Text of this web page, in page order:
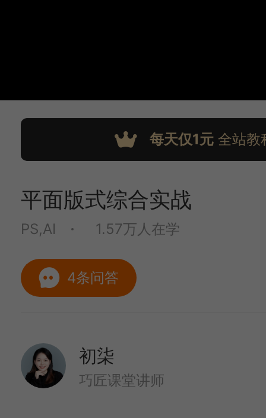
每天仅1元全站教
平面版式综合实战
PS,AI 1.57万人在学
4条问答
初柒
巧匠课堂讲师